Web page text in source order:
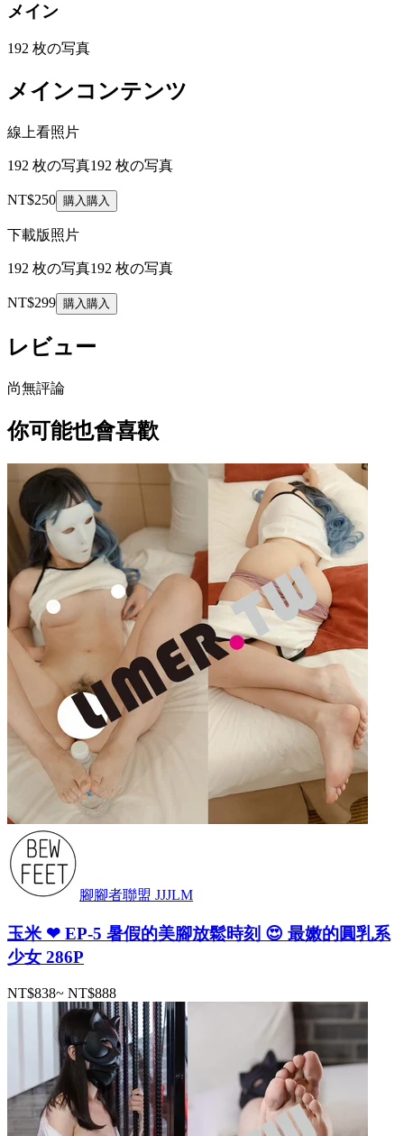
メイン
192 枚の写真
メインコンテンツ
線上看照片
192 枚の写真192 枚の写真
NT$250 購入購入
下載版照片
192 枚の写真192 枚の写真
NT$299 購入購入
レビュー
尚無評論
你可能也會喜歡
腳腳者聯盟 JJJLM
玉米 ❤ EP-5 暑假的美腳放鬆時刻 😍 最嫩的圓乳系
少女 286P
NT$838~ NT$888